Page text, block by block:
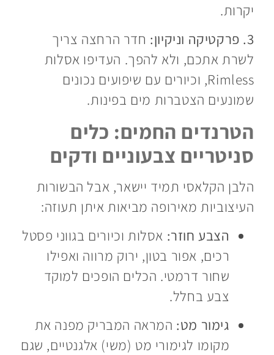
יקרות.
3. פרקטיקה וניקיון:
חדר הרחצה צריך
לשרת אתכם, ולא להפך. העדיפו אסלות
Rimless, וכיורים עם שיפועים נכונים
שמונעים הצטברות מים בפינות.
הטרנדים החמים: כלים
סניטריים צבעוניים ודקים
הלבן הקלאסי תמיד יישאר, אבל הבשורות
העיצוביות מאירופה מביאות איתן תעוזה:
הצבע חוזר: אסלות וכיורים בגווני פסטל
רכים, אפור בטון, ירוק מרווה ואפילו
שחור דרמטי. הכלים הופכים למוקד
צבע בחלל.
גימור מט: המראה המבריק מפנה את
מקומו לגימורי מט (משי) אלגנטיים, שגם